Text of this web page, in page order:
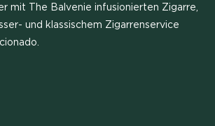
mit The Balvenie infusionierten Zigarre,
und klassischem Zigarrenservice